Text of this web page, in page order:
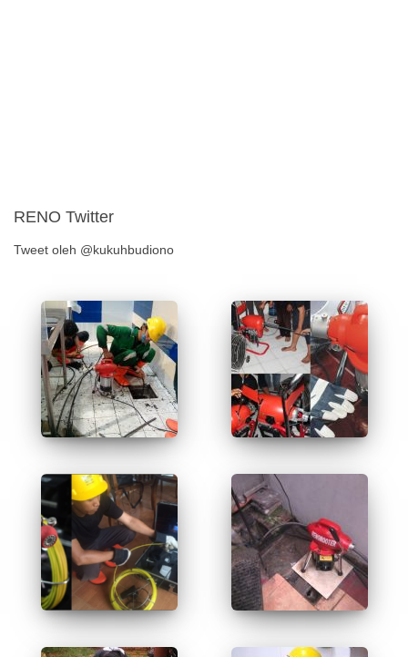
RENO Twitter
Tweet oleh @kukuhbudiono